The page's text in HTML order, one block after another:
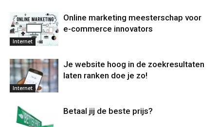
Internet
Online marketing meesterschap voor
e-commerce innovators
Internet
Je website hoog in de zoekresultaten
laten ranken doe je zo!
Betaal jij de beste prijs?